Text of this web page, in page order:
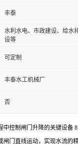
丰泰
水利水电、市政建设、给水
设等
可定制
丰泰水工机械厂
否
中控制闸门升降的关键设备
闸门直线运动，实现水流的